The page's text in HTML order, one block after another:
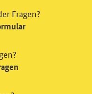
Fragen?